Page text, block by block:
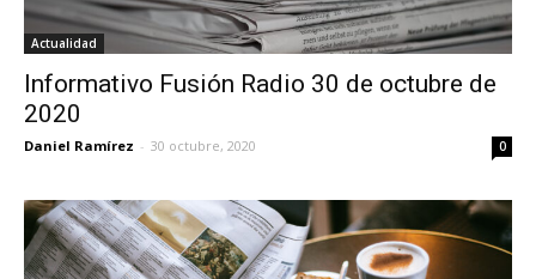
Actualidad
Informativo Fusión Radio 30 de octubre de
2020
Daniel Ramírez - 30 octubre, 2020 0